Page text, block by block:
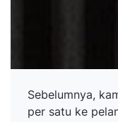
Sebelumnya,
per satu ke